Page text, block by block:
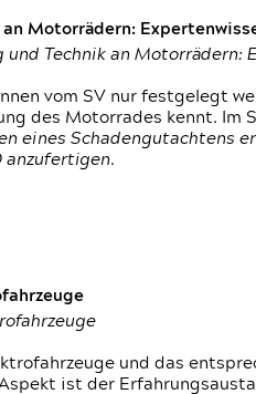
Motorrädern:
und Technik an
vom SV nur festgelegt
des Motorrades kennt. Im
eines Schadengutachtens
anzufertigen.
und das
ist der